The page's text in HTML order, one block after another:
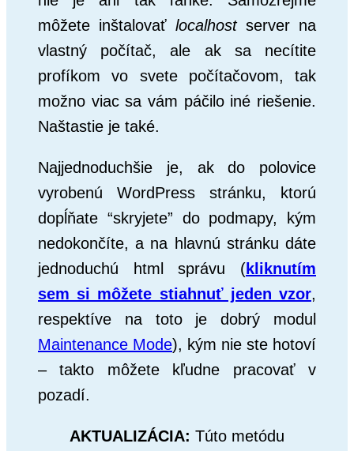
môžete inštalovať localhostserver na
vlastný počítač, ale ak sa necítite
profíkom vo svete počítačovom, tak
možno viac sa vám páčilo iné riešenie.
Naštastie je také.
Najjednoduchšie je, ak do polovice
vyrobenú WordPress stránku, ktorú
dopĺňate “skryjete” do podmapy, kým
nedokončíte, a na hlavnú stránku dáte
jednoduchú html správu (kliknutím
sem si môžete stiahnuť jeden vzor,
respektíve na toto je dobrý modul
Maintenance Mode), kým nie ste hotoví
– takto môžete kľudne pracovať v
pozadí.
AKTUALIZÁCIA: Túto metódu